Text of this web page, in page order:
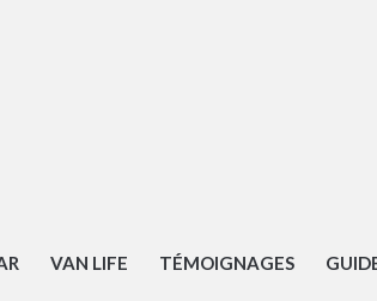
VAN LIFE TÉMOIGNAGES